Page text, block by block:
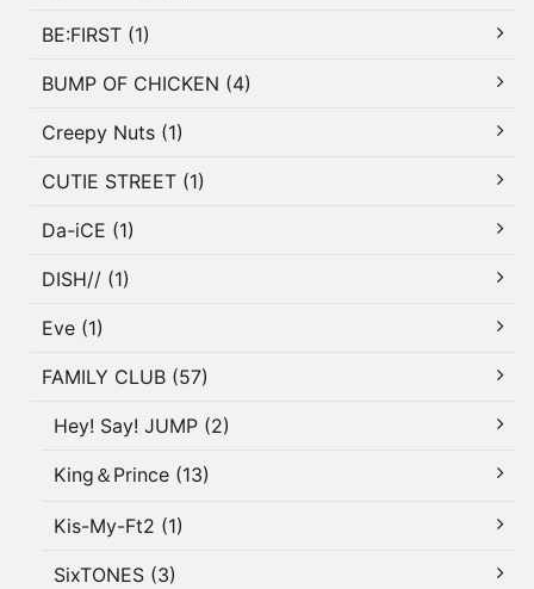
BE:FIRST (1)
BUMP OF CHICKEN (4)
Creepy Nuts (1)
CUTIE STREET (1)
Da-iCE (1)
DISH// (1)
Eve (1)
FAMILY CLUB (57)
Hey! Say! JUMP (2)
King＆Prince (13)
Kis-My-Ft2 (1)
SixTONES (3)